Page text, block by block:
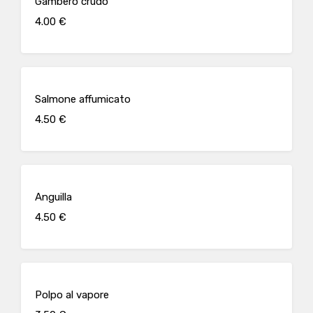
4.00 €
Salmone affumicato
4.50 €
Anguilla
4.50 €
Polpo al vapore